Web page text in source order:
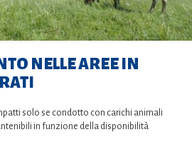
NELLE AREE IN
solo se condotto con carichi animali
in funzione della disponibilità